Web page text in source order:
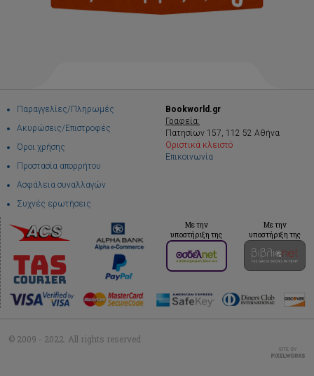
Παραγγελίες/Πληρωμές
Ακυρώσεις/Επιστροφές
Όροι χρήσης
Προστασία απορρήτου
Ασφάλεια συναλλαγών
Συχνές ερωτήσεις
Bookworld.gr
Γραφεία:
Πατησίων 157, 112 52 Αθήνα
Οριστικά κλειστό
Επικοινωνία
Με την
υποστήριξη της
Με την
υποστήριξη της
© 2009 - 2022. All rights reserved